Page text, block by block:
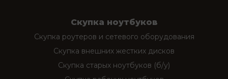
Скупка ноутбуков
Скупка роутеров и сетевого оборудования
Скупка внешних жестких дисков
Скупка старых ноутбуков (б/у)